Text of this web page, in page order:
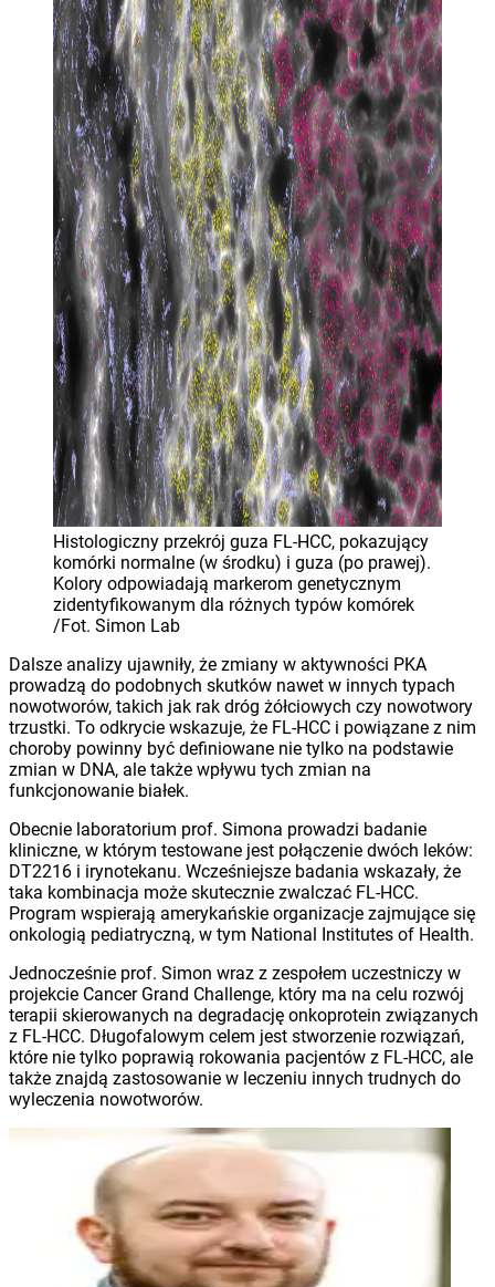
Histologiczny przekrój guza FL-HCC, pokazujący
komórki normalne (w środku) i guza (po prawej).
Kolory odpowiadają markerom genetycznym
zidentyfikowanym dla różnych typów komórek
/Fot. Simon Lab
Dalsze analizy ujawniły, że zmiany w aktywności PKA
prowadzą do podobnych skutków nawet w innych typach
nowotworów, takich jak rak dróg żółciowych czy nowotwory
trzustki. To odkrycie wskazuje, że FL-HCC i powiązane z nim
choroby powinny być definiowane nie tylko na podstawie
zmian w DNA, ale także wpływu tych zmian na
funkcjonowanie białek.
Obecnie laboratorium prof. Simona prowadzi badanie
kliniczne, w którym testowane jest połączenie dwóch leków:
DT2216 i irynotekanu. Wcześniejsze badania wskazały, że
taka kombinacja może skutecznie zwalczać FL-HCC.
Program wspierają amerykańskie organizacje zajmujące się
onkologią pediatryczną, w tym National Institutes of Health.
Jednocześnie prof. Simon wraz z zespołem uczestniczy w
projekcie Cancer Grand Challenge, który ma na celu rozwój
terapii skierowanych na degradację onkoprotein związanych
z FL-HCC. Długofalowym celem jest stworzenie rozwiązań,
które nie tylko poprawią rokowania pacjentów z FL-HCC, ale
także znajdą zastosowanie w leczeniu innych trudnych do
wyleczenia nowotworów.